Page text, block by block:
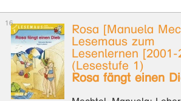
Rosa [Manuela
Lesemaus zum
Lesenlernen [2001-
(Lesestufe 1)
Rosa fängt einen